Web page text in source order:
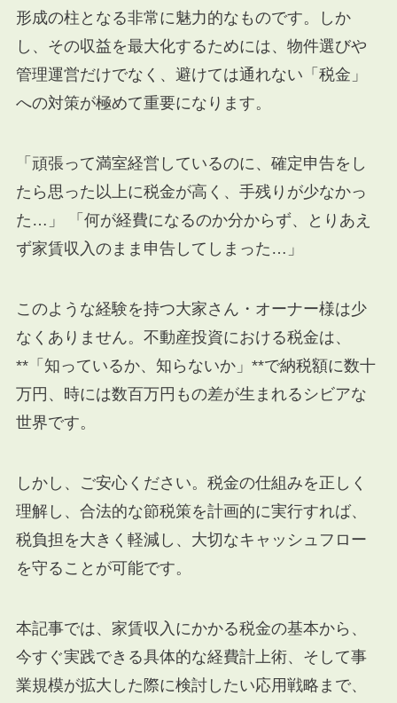
形成の柱となる非常に魅力的なものです。しか
し、その収益を最大化するためには、物件選びや
管理運営だけでなく、避けては通れない「税金」
への対策が極めて重要になります。
「頑張って満室経営しているのに、確定申告をし
たら思った以上に税金が高く、手残りが少なかっ
た…」 「何が経費になるのか分からず、とりあえ
ず家賃収入のまま申告してしまった…」
このような経験を持つ大家さん・オーナー様は少
なくありません。不動産投資における税金は、
**「知っているか、知らないか」**で納税額に数十
万円、時には数百万円もの差が生まれるシビアな
世界です。
しかし、ご安心ください。税金の仕組みを正しく
理解し、合法的な節税策を計画的に実行すれば、
税負担を大きく軽減し、大切なキャッシュフロー
を守ることが可能です。
本記事では、家賃収入にかかる税金の基本から、
今すぐ実践できる具体的な経費計上術、そして事
業規模が拡大した際に検討したい応用戦略まで、